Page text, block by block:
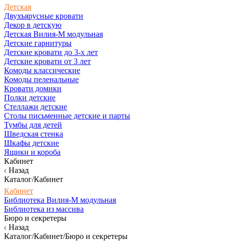
Детская
Двухъярусные кровати
Декор в детскую
Детская Вилия-М модульная
Детские гарнитуры
Детские кровати до 3-х лет
Детские кровати от 3 лет
Комоды классические
Комоды пеленальные
Кровати домики
Полки детские
Стеллажи детские
Столы письменные детские и парты
Тумбы для детей
Шведская стенка
Шкафы детские
Ящики и короба
Кабинет
Назад
Каталог/Кабинет
Кабинет
Библиотека Вилия-М модульная
Библиотека из массива
Бюро и секретеры
Назад
Каталог/Кабинет/Бюро и секретеры